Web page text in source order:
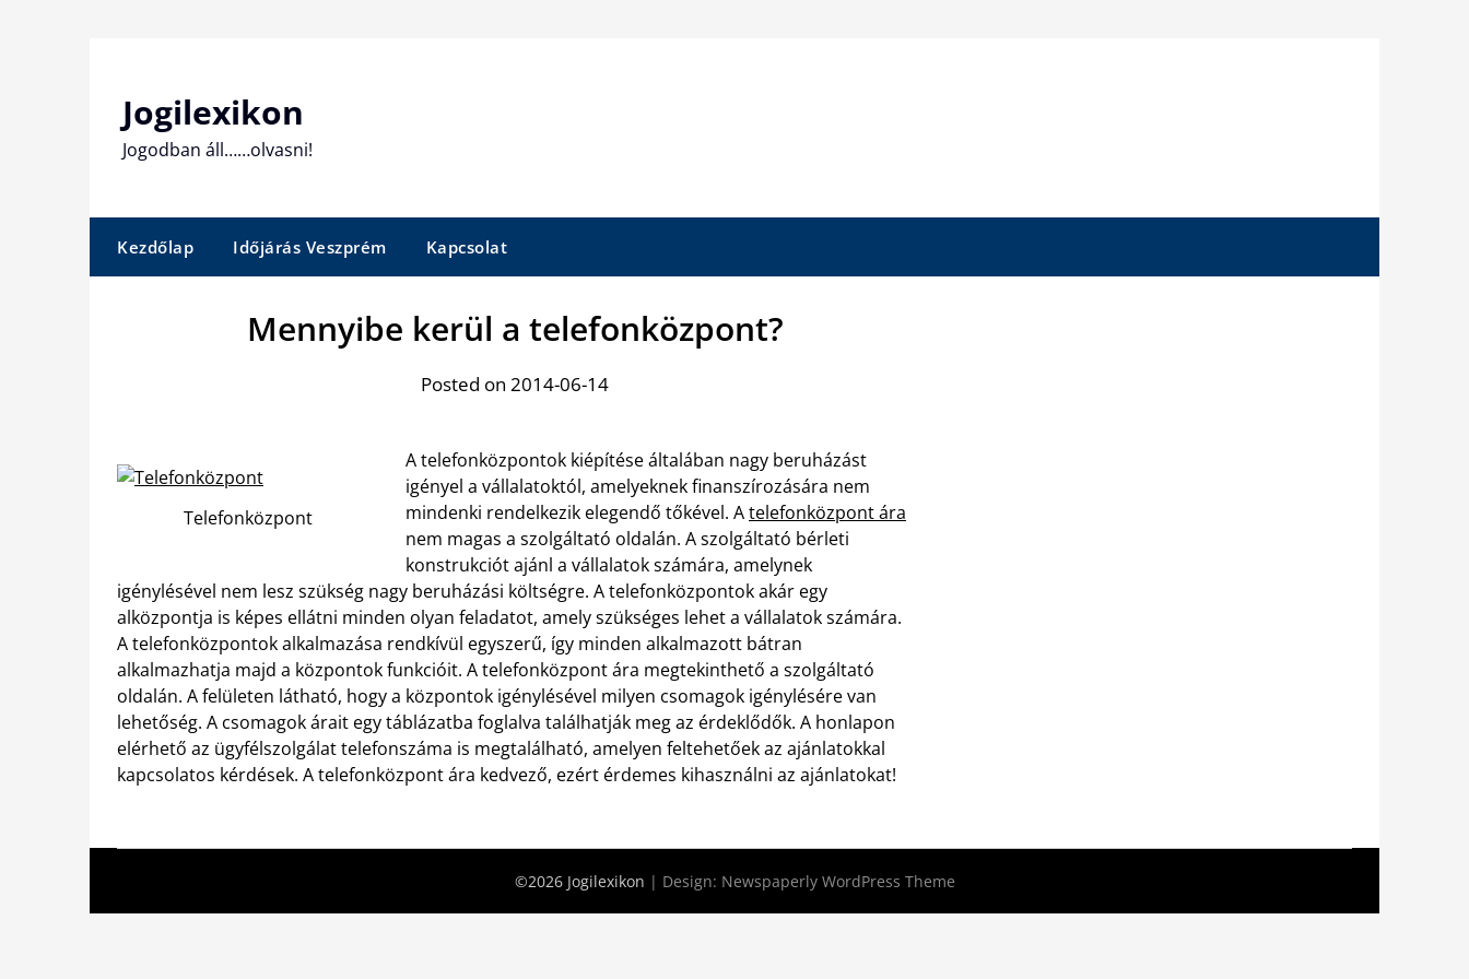
Jogilexikon
Jogodban áll……olvasni!
Kezdőlap Időjárás Veszprém Kapcsolat
Mennyibe kerül a telefonközpont?
Posted on 2014-06-14
Telefonközpont
A telefonközpontok kiépítése általában nagy beruházást
igényel a vállalatoktól, amelyeknek finanszírozására nem
mindenki rendelkezik elegendő tőkével. Atelefonközpont ára
nem magas a szolgáltató oldalán. A szolgáltató bérleti
konstrukciót ajánl a vállalatok számára, amelynek
igénylésével nem lesz szükség nagy beruházási költségre. A telefonközpontok akár egy
alközpontja is képes ellátni minden olyan feladatot, amely szükséges lehet a vállalatok számára.
A telefonközpontok alkalmazása rendkívül egyszerű, így minden alkalmazott bátran
alkalmazhatja majd a központok funkcióit. A telefonközpont ára megtekinthető a szolgáltató
oldalán. A felületen látható, hogy a központok igénylésével milyen csomagok igénylésére van
lehetőség. A csomagok árait egy táblázatba foglalva találhatják meg az érdeklődők. A honlapon
elérhető az ügyfélszolgálat telefonszáma is megtalálható, amelyen feltehetőek az ajánlatokkal
kapcsolatos kérdések. A telefonközpont ára kedvező, ezért érdemes kihasználni az ajánlatokat!
©2026 Jogilexikon | Design: Newspaperly WordPress Theme